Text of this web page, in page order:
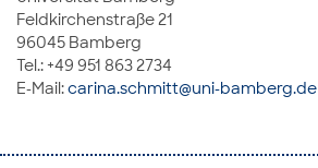
Feldkirchenstraße 21
96045 Bamberg
Tel.: +49 951 863 2734
E-Mail:carina.schmitt@uni-bamberg.de